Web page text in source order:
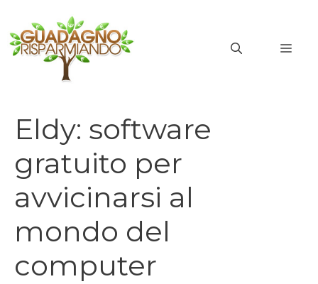
contenuto
Eldy: software
gratuito per
avvicinarsi al
mondo del
computer